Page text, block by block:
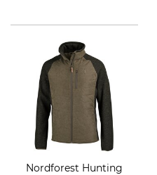
Nordforest Hunting